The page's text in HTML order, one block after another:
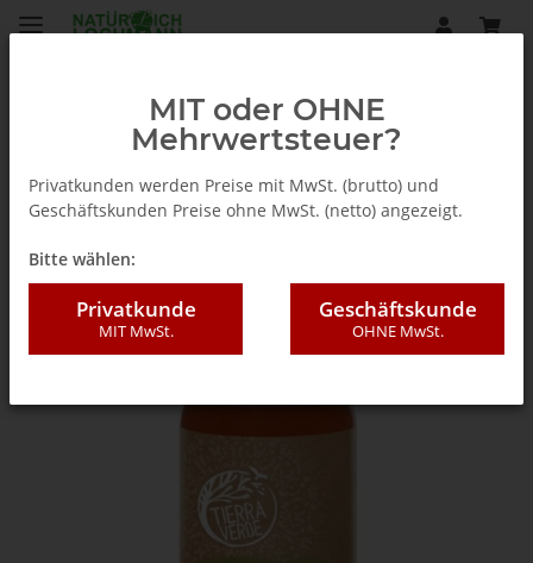
Zurück zur Liste Reinigung und Pflege
MIT oder OHNE
Mehrwertsteuer?
Privatkunden werden Preise mit MwSt. (brutto) und
Geschäftskunden Preise ohne MwSt. (netto) angezeigt.
Bitte wählen:
Privatkunde
MIT MwSt.
Geschäftskunde
OHNE MwSt.